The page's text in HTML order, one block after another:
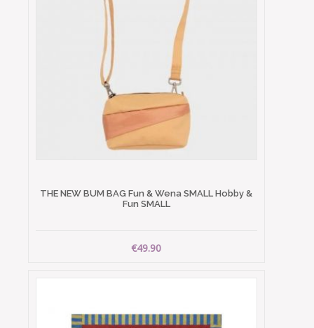
THE NEW BUM BAG Fun & Wena SMALL Hobby &
Fun SMALL
€49.90